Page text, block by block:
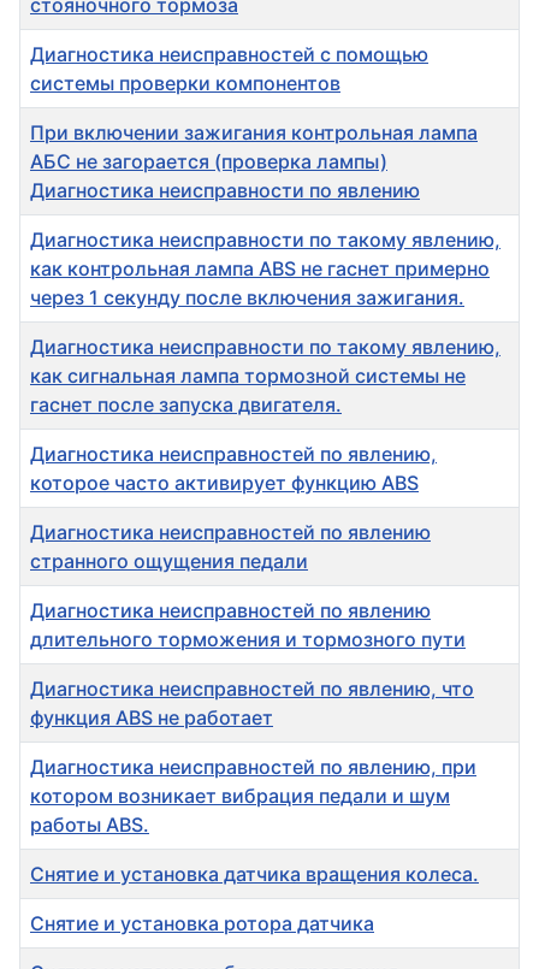
стояночного тормоза
Диагностика неисправностей с помощью
системы проверки компонентов
При включении зажигания контрольная лампа
АБС не загорается (проверка лампы)
Диагностика неисправности по явлению
Диагностика неисправности по такому явлению,
как контрольная лампа ABS не гаснет примерно
через 1 секунду после включения зажигания.
Диагностика неисправности по такому явлению,
как сигнальная лампа тормозной системы не
гаснет после запуска двигателя.
Диагностика неисправностей по явлению,
которое часто активирует функцию ABS
Диагностика неисправностей по явлению
странного ощущения педали
Диагностика неисправностей по явлению
длительного торможения и тормозного пути
Диагностика неисправностей по явлению, что
функция ABS не работает
Диагностика неисправностей по явлению, при
котором возникает вибрация педали и шум
работы ABS.
Снятие и установка датчика вращения колеса.
Снятие и установка ротора датчика